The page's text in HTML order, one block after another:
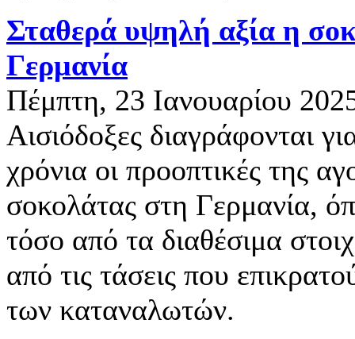
Σταθερά υψηλή αξία η
Γερμανία
Πέμπτη, 23 Ιανουαρίου
Αισιόδοξες διαγράφονται
χρόνια οι προοπτικές της
σοκολάτας στη Γερμανία,
τόσο από τα διαθέσιμα
από τις τάσεις που
των καταναλωτών.